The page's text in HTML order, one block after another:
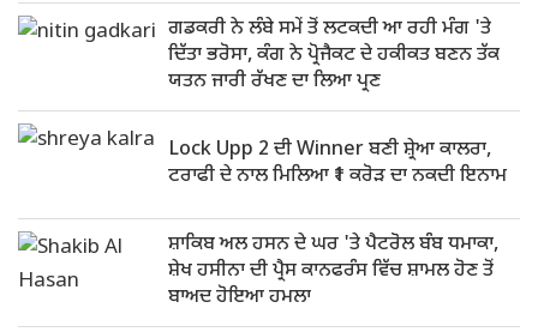
ਗਡਕਰੀ ਨੇ ਲੰਬੇ ਸਮੇਂ ਤੋਂ ਲਟਕਦੀ ਆ ਰਹੀ ਮੰਗ 'ਤੇ
ਦਿੱਤਾ ਭਰੋਸਾ, ਕੰਗ ਨੇ ਪ੍ਰੋਜੈਕਟ ਦੇ ਹਕੀਕਤ ਬਣਨ ਤੱਕ
ਯਤਨ ਜਾਰੀ ਰੱਖਣ ਦਾ ਲਿਆ ਪ੍ਰਣ
Lock Upp 2 ਦੀ Winner ਬਣੀ ਸ਼੍ਰੇਆ ਕਾਲਰਾ,
ਟਰਾਫੀ ਦੇ ਨਾਲ ਮਿਲਿਆ ₹1 ਕਰੋੜ ਦਾ ਨਕਦੀ ਇਨਾਮ
ਸ਼ਾਕਿਬ ਅਲ ਹਸਨ ਦੇ ਘਰ 'ਤੇ ਪੈਟਰੋਲ ਬੰਬ ਧਮਾਕਾ,
ਸ਼ੇਖ ਹਸੀਨਾ ਦੀ ਪ੍ਰੈਸ ਕਾਨਫਰੰਸ ਵਿੱਚ ਸ਼ਾਮਲ ਹੋਣ ਤੋਂ
ਬਾਅਦ ਹੋਇਆ ਹਮਲਾ